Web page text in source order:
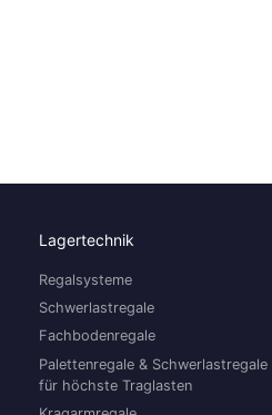
Lagertechnik
Regalsysteme
Schwerlastregale
Fachbodenregale
Palettenregale & Schwerlastregale
für höchste Traglasten